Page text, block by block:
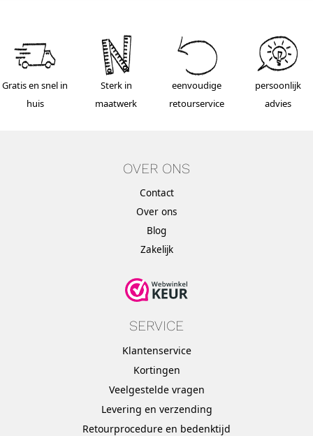
Gratis en snel in
huis
Sterk in
maatwerk
eenvoudige
retourservice
persoonlijk
advies
OVER ONS
Contact
Over ons
Blog
Zakelijk
SERVICE
Klantenservice
Kortingen
Veelgestelde vragen
Levering en verzending
Retourprocedure en bedenktijd